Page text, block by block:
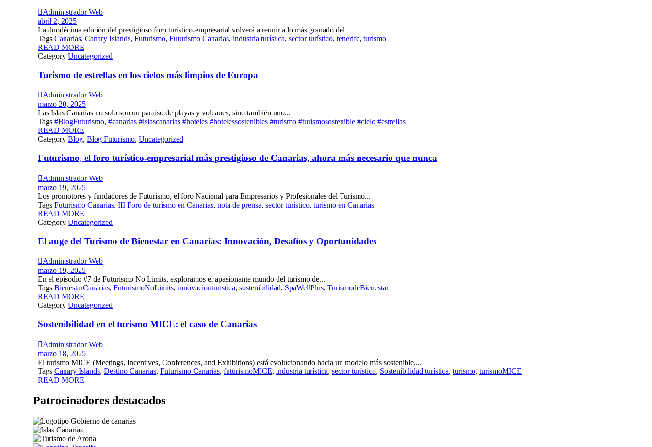
Administrador Web
abril 2, 2025
La duodécima edición del prestigioso foro turístico-empresarial volverá a reunir a lo más granado del...
Tags Canarias, Canary Islands, Futurismo, Futurismo Canarias, industria turística, sector turístico, tenerife, turismo
READ MORE
Category Uncategorized
Turismo de estrellas en los cielos más limpios de Europa
Administrador Web
marzo 20, 2025
Las Islas Canarias no solo son un paraíso de playas y volcanes, sino también uno...
Tags #BlogFuturismo, #canarias #islascanarias #hoteles #hotelessostenibles #turismo #turismosostenible #cielo #estrellas
READ MORE
Category Blog, Blog Futurismo, Uncategorized
Futurismo, el foro turístico-empresarial más prestigioso de Canarias, ahora más necesario que nunca
Administrador Web
marzo 19, 2025
Los promotores y fundadores de Futurismo, el foro Nacional para Empresarios y Profesionales del Turismo...
Tags Futurismo Canarias, III Foro de turismo en Canarias, nota de prensa, sector turístico, turismo en Canarias
READ MORE
Category Uncategorized
El auge del Turismo de Bienestar en Canarias: Innovación, Desafíos y Oportunidades
Administrador Web
marzo 19, 2025
En el episodio #7 de Futurismo No Limits, exploramos el apasionante mundo del turismo de...
Tags BienestarCanarias, FuturismoNoLimits, innovacionturistica, sostenibilidad, SpaWellPlus, TurismodeBienestar
READ MORE
Category Uncategorized
Sostenibilidad en el turismo MICE: el caso de Canarias
Administrador Web
marzo 18, 2025
El turismo MICE (Meetings, Incentives, Conferences, and Exhibitions) está evolucionando hacia un modelo más sostenible,...
Tags Canary Islands, Destino Canarias, Futurismo Canarias, futurismoMICE, industria turística, sector turístico, Sostenibilidad turística, turismo, turismoMICE
READ MORE
Patrocinadores destacados